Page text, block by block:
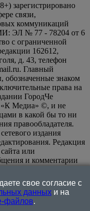
зарегистрировано
связи,
коммуникаций
ЭЛ № 77 - 78204 от 6
с ограниченной
162612,
д. 43, телефон
Главный
знаком
права на
ГородЧе
Медиа» ©, и не
в какой бы то ни
правообладателя.
издания
Редакция
или
и комментарии
рекомендательные
предоставления
и анализа
свое согласие с
данныхи на
файлов.